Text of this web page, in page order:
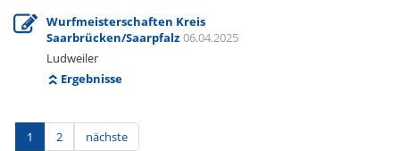
Wurfmeisterschaften Kreis
Saarbrücken/Saarpfalz 06.04.2025
Ludweiler
Ergebnisse
1 2 nächste